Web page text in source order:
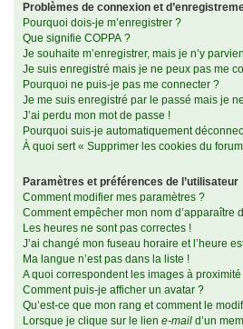
Problèmes de connexion et
Pourquoi dois-je m’enregistrer ?
Que signifie COPPA ?
Je souhaite m’enregistrer, mais je n’y
Je suis enregistré mais je ne peux pas me
Pourquoi ne puis-je pas me connecter ?
Je me suis enregistré par le passé mais je
J’ai perdu mon mot de passe !
Pourquoi suis-je automatiquement
À quoi sert « Supprimer les cookies du
Paramètres et préférences de l’utilisateur
Comment modifier mes paramètres ?
Comment empêcher mon nom d’apparaître
Les heures ne sont pas correctes !
J’ai changé mon fuseau horaire et l’heure
Ma langue n’est pas dans la liste !
A quoi correspondent les images à
Comment puis-je afficher un avatar ?
Qu’est-ce que mon rang et comment le
Lorsque je clique sur le lien e-mail d’un